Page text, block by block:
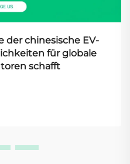
der chinesische EV-
für globale
schafft